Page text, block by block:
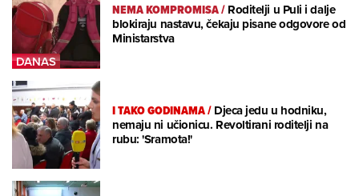
NEMA KOMPROMISA/Roditelji u Puli i dalje
blokiraju nastavu, čekaju pisane odgovore od
Ministarstva
I TAKO GODINAMA/Djeca jedu u hodniku,
nemaju ni učionicu. Revoltirani roditelji na
rubu: 'Sramota!'